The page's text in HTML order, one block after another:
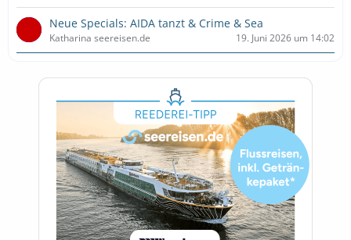
Neue Specials: AIDA tanzt & Crime & Sea
Katharina seereisen.de 19. Juni 2026 um 14:02